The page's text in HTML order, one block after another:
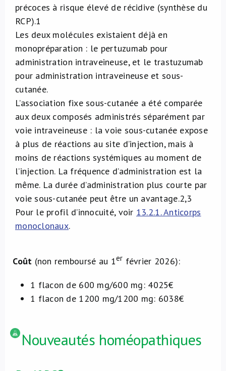
précoces à risque élevé de récidive (synthèse du
RCP).1
Les deux molécules existaient déjà en
monopréparation : le pertuzumab pour
administration intraveineuse, et le trastuzumab
pour administration intraveineuse et sous-
cutanée.
L’association fixe sous-cutanée a été comparée
aux deux composés administrés séparément par
voie intraveineuse : la voie sous-cutanée expose
à plus de réactions au site d’injection, mais à
moins de réactions systémiques au moment de
l’injection. La fréquence d’administration est la
même. La durée d’administration plus courte par
voie sous-cutanée peut être un avantage.2,3
Pour le profil d’innocuité, voir 13.2.1. Anticorps
monoclonaux.
Coût (non remboursé au 1er février 2026):
1 flacon de 600 mg/600 mg: 4025€
1 flacon de 1200 mg/1200 mg: 6038€
Nouveautés homéopathiques